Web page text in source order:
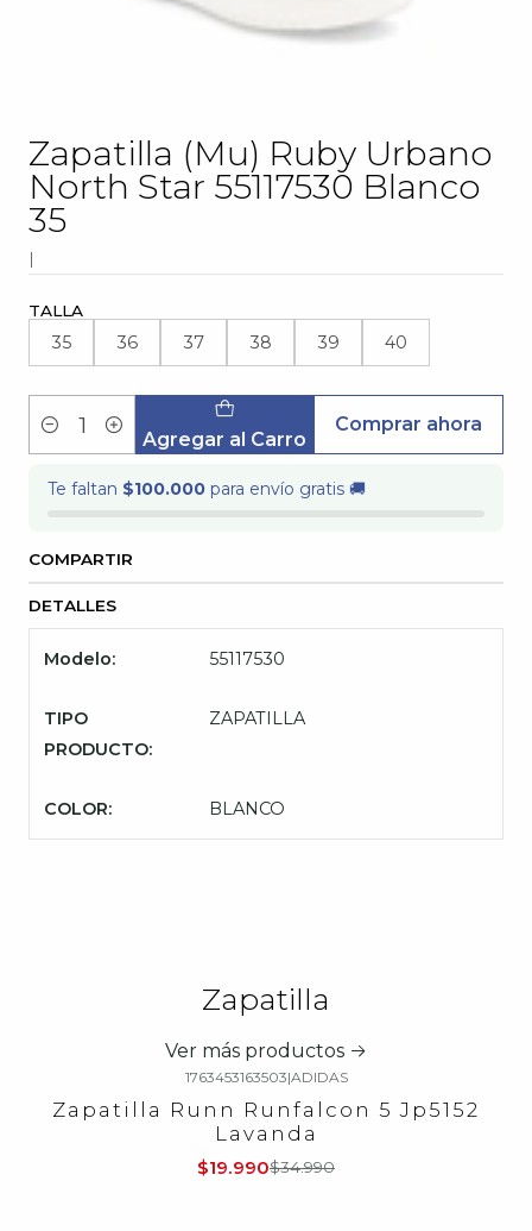
Zapatilla (Mu) Ruby Urbano
North Star 55117530 Blanco
35
|
TALLA
35 36 37 38 39 40
Cantidad Agregar al Carro
Comprar ahora
Te faltan $100.000 para envío gratis 🚚
COMPARTIR
DETALLES
Modelo: 55117530
TIPO
PRODUCTO:
ZAPATILLA
COLOR: BLANCO
Zapatilla
Ver más productos
-43% OFF
1763453163503|ADIDAS
Zapatilla Runn Runfalcon 5 Jp5152
Lavanda
$19.990$34.990